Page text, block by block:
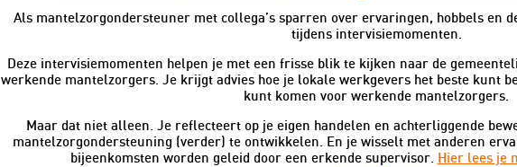
Als mantelzorgondersteuner met collega’s sparren over ervaringen, hobbels en
tijdens intervisiemomenten.
Deze intervisiemomenten helpen je met een frisse blik te kijken naar de
werkende mantelzorgers. Je krijgt advies hoe je lokale werkgevers het beste kunt
kunt komen voor werkende mantelzorgers.
Maar dat niet alleen. Je reflecteert op je eigen handelen en achterliggende
mantelzorgondersteuning (verder) te ontwikkelen. En je wisselt met anderen
bijeenkomsten worden geleid door een erkende supervisor. Hier lees je